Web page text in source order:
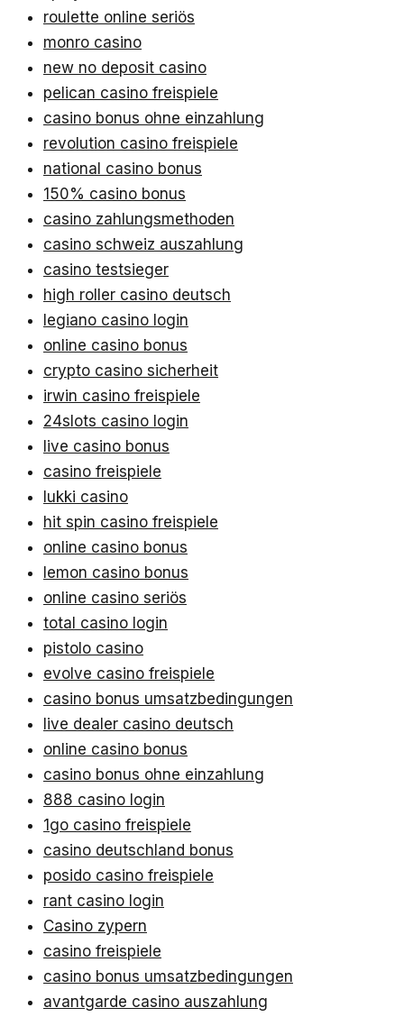
roulette online seriös
monro casino
new no deposit casino
pelican casino freispiele
casino bonus ohne einzahlung
revolution casino freispiele
national casino bonus
150% casino bonus
casino zahlungsmethoden
casino schweiz auszahlung
casino testsieger
high roller casino deutsch
legiano casino login
online casino bonus
crypto casino sicherheit
irwin casino freispiele
24slots casino login
live casino bonus
casino freispiele
lukki casino
hit spin casino freispiele
online casino bonus
lemon casino bonus
online casino seriös
total casino login
pistolo casino
evolve casino freispiele
casino bonus umsatzbedingungen
live dealer casino deutsch
online casino bonus
casino bonus ohne einzahlung
888 casino login
1go casino freispiele
casino deutschland bonus
posido casino freispiele
rant casino login
Casino zypern
casino freispiele
casino bonus umsatzbedingungen
avantgarde casino auszahlung